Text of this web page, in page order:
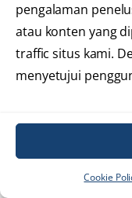
pengalaman
atau konten yang
traffic situs kami.
menyetujui
Cookie
Koordinasi inilah
operasi bypass
aman.
Setelah operasi